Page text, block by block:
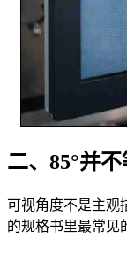
二、85°并
可视角度不是主观
的规格书里最常见